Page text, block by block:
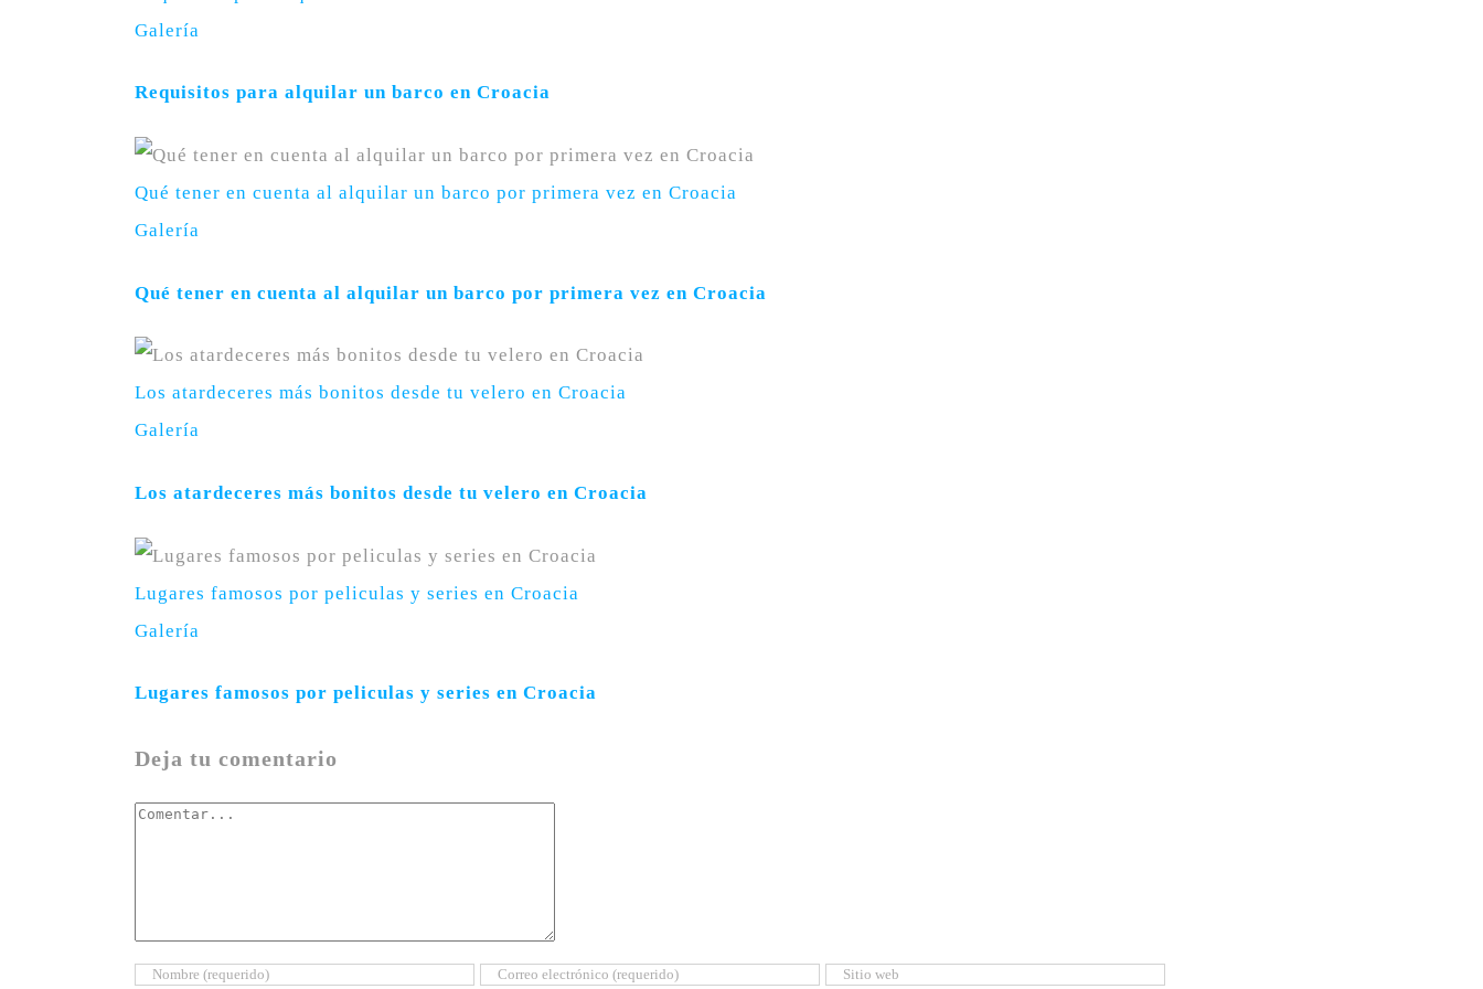
Galería
Requisitos para alquilar un barco en Croacia
Qué tener en cuenta al alquilar un barco por primera vez en Croacia
Galería
Qué tener en cuenta al alquilar un barco por primera vez en Croacia
Los atardeceres más bonitos desde tu velero en Croacia
Galería
Los atardeceres más bonitos desde tu velero en Croacia
Lugares famosos por peliculas y series en Croacia
Galería
Lugares famosos por peliculas y series en Croacia
Deja tu comentario
Comentar